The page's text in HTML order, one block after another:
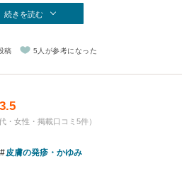
続きを読む
稿 5人が参考になった
3.5
・女性・掲載口コミ5件）
皮膚の発疹・かゆみ